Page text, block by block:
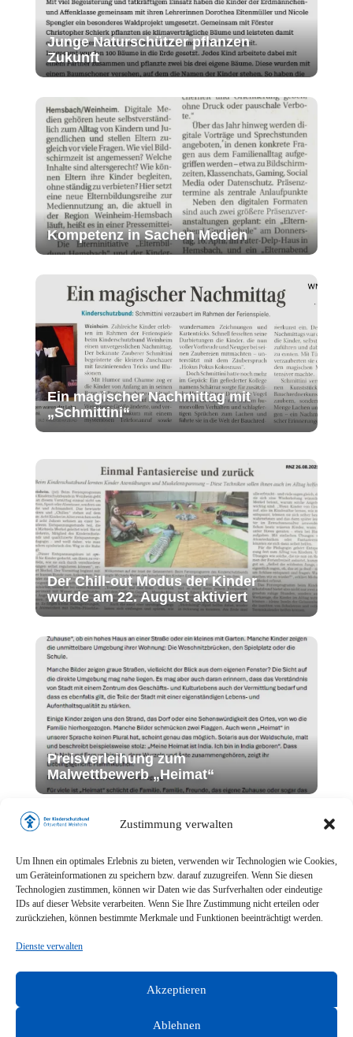
Zustimmung verwalten
Um Ihnen ein optimales Erlebnis zu bieten, verwenden wir Technologien wie Cookies,
um Geräteinformationen zu speichern bzw. darauf zuzugreifen. Wenn Sie diesen
Technologien zustimmen, können wir Daten wie das Surfverhalten oder eindeutige
IDs auf dieser Website verarbeiten. Wenn Sie Ihre Zustimmung nicht erteilen oder
zurückziehen, können bestimmte Merkmale und Funktionen beeinträchtigt werden.
Dienste verwalten
Akzeptieren
Ablehnen
Junge Naturschützer pflanzen
Zukunft
Kompetenz in Sachen Medien
Ein magischer Nachmittag mit
„Schmittini“
Der Chill-out Modus der Kinder
wurde am 22. August aktiviert
Preisverleihung zum
Malwettbewerb „Heimat“
Schwangerschaft